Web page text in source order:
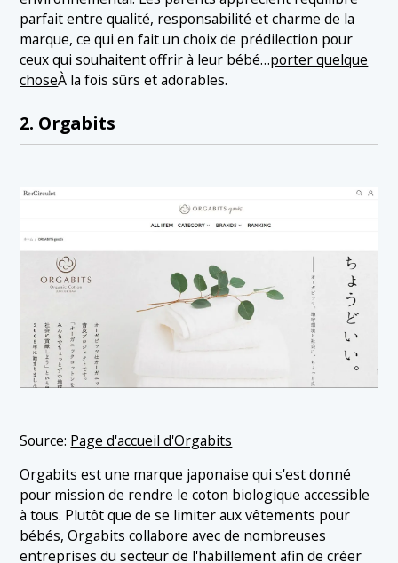
parfait entre qualité, responsabilité et charme de la
marque, ce qui en fait un choix de prédilection pour
ceux qui souhaitent offrir à leur bébé…porter quelque
choseÀ la fois sûrs et adorables.
2. Orgabits
Source: Page d'accueil d'Orgabits
Orgabits est une marque japonaise qui s'est donné
pour mission de rendre le coton biologique accessible
à tous. Plutôt que de se limiter aux vêtements pour
bébés, Orgabits collabore avec de nombreuses
entreprises du secteur de l'habillement afin de créer